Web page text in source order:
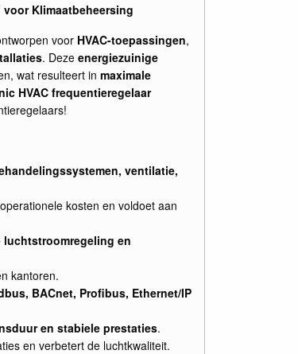
Klimaatbeheersing
voor HVAC-toepassingen,
. Deze energiezuinige
wat resulteert in maximale
HVAC frequentieregelaar
ventilatie,
kosten en voldoet aan
luchtstroomregeling en
kantoren.
BACnet, Profibus, Ethernet/IP
en stabiele prestaties.
en verbetert de luchtkwaliteit.